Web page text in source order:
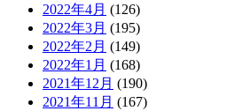
2022年4月 (126)
2022年3月 (195)
2022年2月 (149)
2022年1月 (168)
2021年12月 (190)
2021年11月 (167)